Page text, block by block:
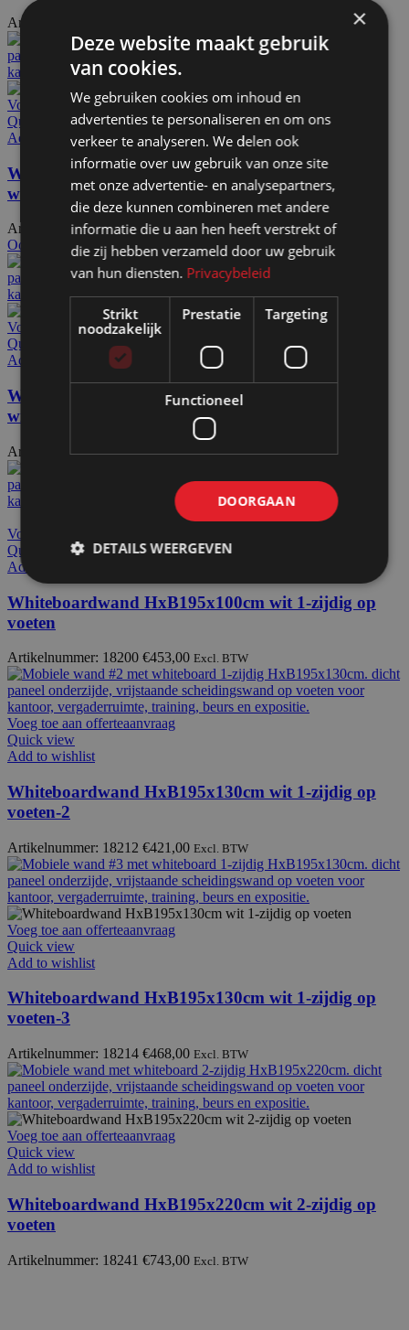
Artikelnummer: 18112
Voeg toe aan offerteaanvraag
Quick view
Add to wishlist
Whiteboardwand HxB202x220cm wit 1-zijdig op
wielen
Artikelnummer: 18140€661,50 Excl. BTW
Ook te huur
Voeg toe aan offerteaanvraag
Quick view
Add to wishlist
Whiteboardwand HxB202x220cm wit 2-zijdig op
wielen
Artikelnummer: 18141€791,50 Excl. BTW
Voeg toe aan offerteaanvraag
Quick view
Add to wishlist
Whiteboardwand HxB195x100cm wit 1-zijdig op
voeten
Artikelnummer: 18200 €453,00 Excl. BTW
Voeg toe aan offerteaanvraag
Quick view
Add to wishlist
Whiteboardwand HxB195x130cm wit 1-zijdig op
voeten-2
Artikelnummer: 18212 €421,00 Excl. BTW
Voeg toe aan offerteaanvraag
Quick view
Add to wishlist
Whiteboardwand HxB195x130cm wit 1-zijdig op
voeten-3
Artikelnummer: 18214 €468,00 Excl. BTW
Voeg toe aan offerteaanvraag
Quick view
Add to wishlist
Whiteboardwand HxB195x220cm wit 2-zijdig op
voeten
Artikelnummer: 18241 €743,00 Excl. BTW
×
Deze website maakt gebruik
van cookies.
We gebruiken cookies om inhoud en
advertenties te personaliseren en om ons
verkeer te analyseren. We delen ook
informatie over uw gebruik van onze site
met onze advertentie- en analysepartners,
die deze kunnen combineren met andere
informatie die u aan hen heeft verstrekt of
die zij hebben verzameld door uw gebruik
van hun diensten. Privacybeleid
Strikt
noodzakelijk
Prestatie Targeting
Functioneel
DOORGAAN
DETAILS WEERGEVEN